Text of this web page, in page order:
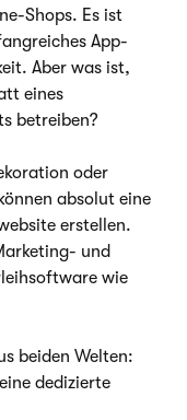
Shops. Es ist
App-
Aber was ist,
eines
betreiben?
oder
absolut eine
erstellen.
und
wie
beiden Welten:
dedizierte